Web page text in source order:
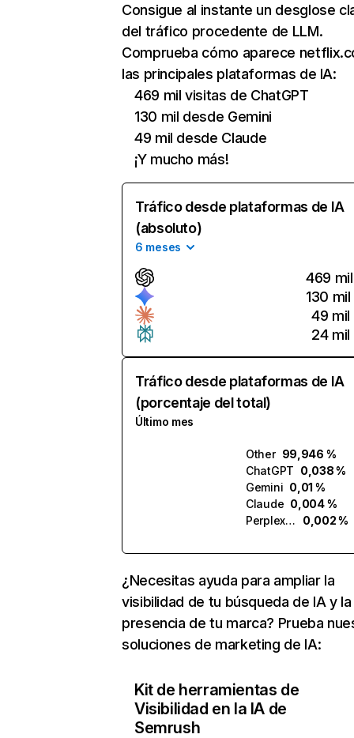
Consigue al instante un desglose
del tráfico procedente de LLM.
Comprueba cómo aparece
las principales plataformas de IA:
469 mil visitas de ChatGPT
130 mil desde Gemini
49 mil desde Claude
¡Y mucho más!
Tráfico desde plataformas de IA
(absoluto)
6 meses
469 mil
130 mil
49 mil
24 mil
Tráfico desde plataformas de IA
(porcentaje del total)
Último mes
Other 99,946 %
ChatGPT 0,038 %
Gemini 0,01 %
Claude 0,004 %
Perplexity
0,002 %
¿Necesitas ayuda para ampliar la
visibilidad de tu búsqueda de IA y la
presencia de tu marca? Prueba
soluciones de marketing de IA:
Kit de herramientas de
Visibilidad en la IA de
Semrush